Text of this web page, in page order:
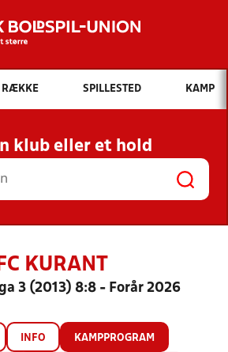
Hvad vil du søge efter?
INDHOLD OG NYHEDER
RESULTATER, KLUBBER OG
HOLD
RÆKKE SPILLESTED KAMP
klub eller et hold
FC KURANT
3 (2013) 8:8 - Forår 2026
INFO KAMPPROGRAM